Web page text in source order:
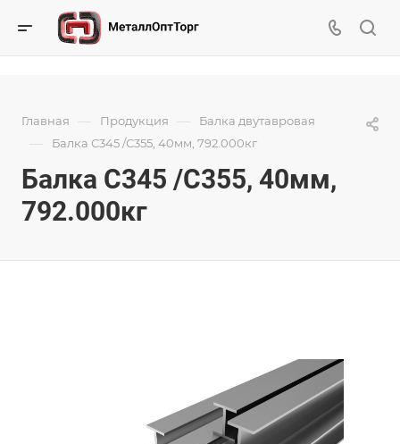
Главная — Продукция — Балка двутавровая
— Балка С345 /С355, 40мм, 792.000кг
Балка С345 /С355, 40мм,
792.000кг